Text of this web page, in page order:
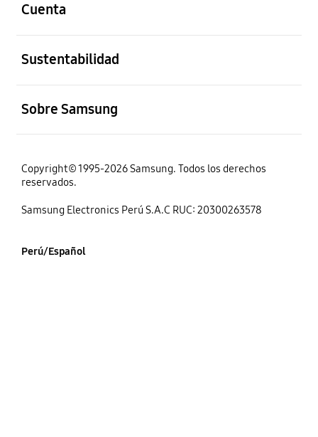
Cuenta
Sustentabilidad
Sobre Samsung
Copyright© 1995-2026 Samsung. Todos los derechos
reservados.
Samsung Electronics Perú S.A.C RUC: 20300263578
Perú/Español